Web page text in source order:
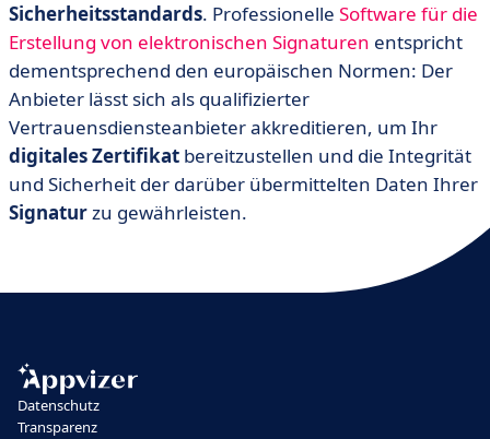
Sicherheitsstandards. Professionelle Software für die
Erstellung von elektronischen Signaturen entspricht
dementsprechend den europäischen Normen: Der
Anbieter lässt sich als qualifizierter
Vertrauensdiensteanbieter akkreditieren, um Ihr
digitalesZertifikat bereitzustellen und die Integrität
und Sicherheit der darüber übermittelten Daten Ihrer
Signaturzu gewährleisten.
Datenschutz
Transparenz